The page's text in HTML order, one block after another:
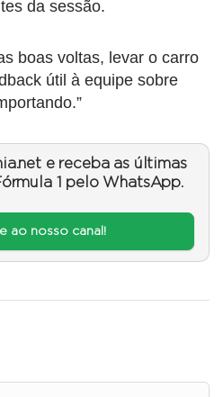
da sessão.
boas voltas, levar o carro
útil à equipe sobre
e receba as últimas
1 pelo WhatsApp.
ao nosso canal!